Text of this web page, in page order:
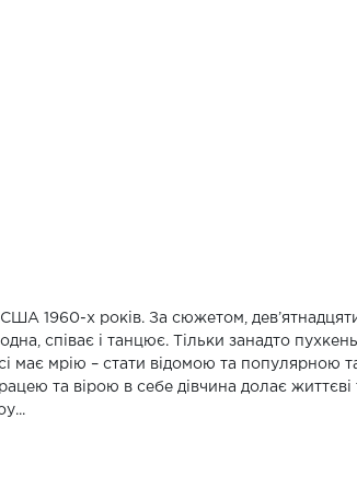
США 1960-х років. За сюжетом,
співає і танцює. Тільки занадто
має мрію – стати відомою та популярною
та вірою в себе дівчина долає життєві